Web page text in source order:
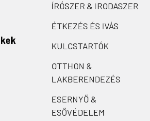
ÍRÓSZER & IRODASZER
ÉTKEZÉS ÉS IVÁS
KULCSTARTÓK
OTTHON &
LAKBERENDEZÉS
ESERNYŐ &
ESŐVÉDELEM